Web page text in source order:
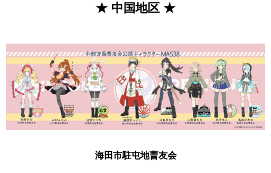
★ 中国地区 ★
海田市駐屯地曹友会